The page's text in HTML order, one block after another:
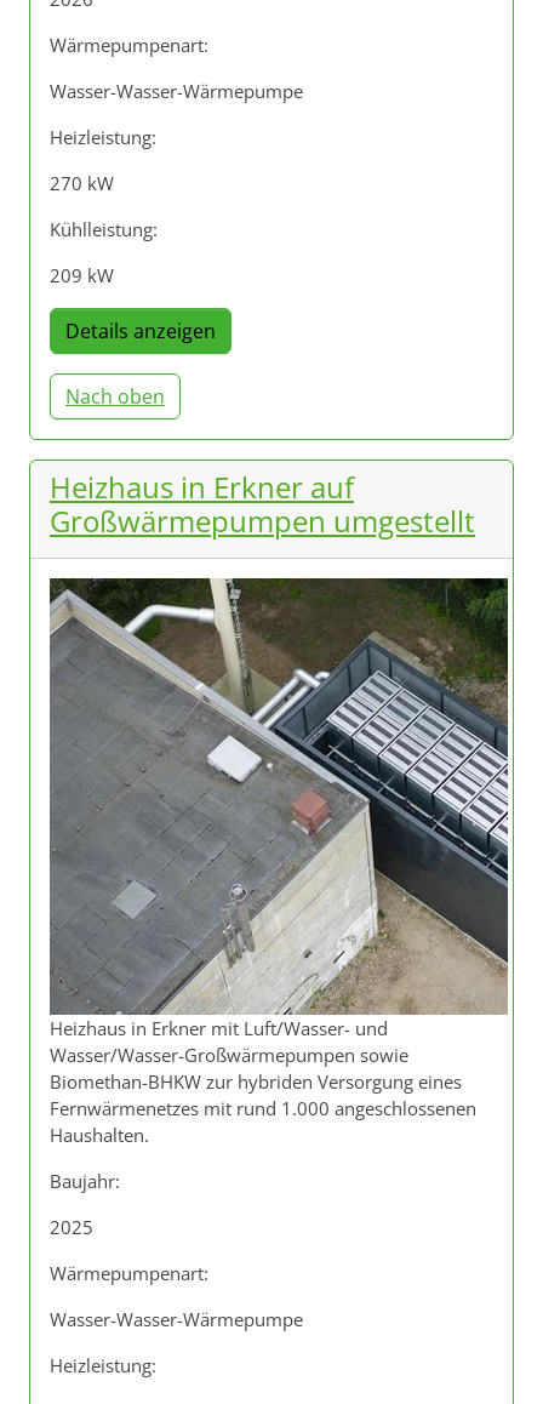
Wärmepumpenart:
Wasser-Wasser-Wärmepumpe
Heizleistung:
270 kW
Kühlleistung:
209 kW
Details anzeigen
Nach oben
Heizhaus in Erkner auf
Großwärmepumpen umgestellt
Heizhaus in Erkner mit Luft/Wasser- und
Wasser/Wasser-Großwärmepumpen sowie
Biomethan-BHKW zur hybriden Versorgung eines
Fernwärmenetzes mit rund 1.000 angeschlossenen
Haushalten.
Baujahr:
2025
Wärmepumpenart:
Wasser-Wasser-Wärmepumpe
Heizleistung: